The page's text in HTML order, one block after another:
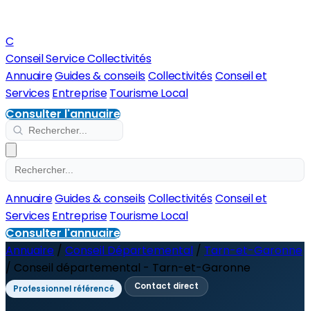
C
Conseil Service Collectivités
AnnuaireGuides & conseilsCollectivitésConseil et
ServicesEntreprise Tourisme Local
Consulter l'annuaire
AnnuaireGuides & conseilsCollectivitésConseil et
ServicesEntreprise Tourisme Local
Consulter l'annuaire
Annuaire / Conseil Départemental / Tarn-et-Garonne
/ Conseil départemental - Tarn-et-Garonne
Professionnel référencé Contact direct